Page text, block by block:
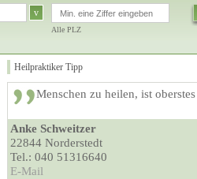
v
Alle PLZ
Heilpraktiker Tipp
Menschen zu heilen, ist
Anke Schweitzer
22844 Norderstedt
Tel.: 040 51316640
E-Mail